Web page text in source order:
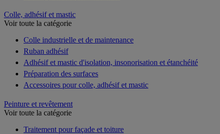
Colle, adhésif et mastic
Voir toute la catégorie
Colle industrielle et de maintenance
Ruban adhésif
Adhésif et mastic d'isolation, insonorisation et étanchéité
Préparation des surfaces
Accessoires pour colle, adhésif et mastic
Peinture et revêtement
Voir toute la catégorie
Traitement pour façade et toiture